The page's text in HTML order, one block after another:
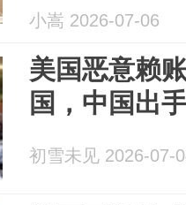
小嵩 2026-07-06
美国恶意赖
国，中国出
初雪未见 2026-07-